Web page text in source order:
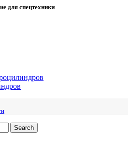
для спецтехники
Search